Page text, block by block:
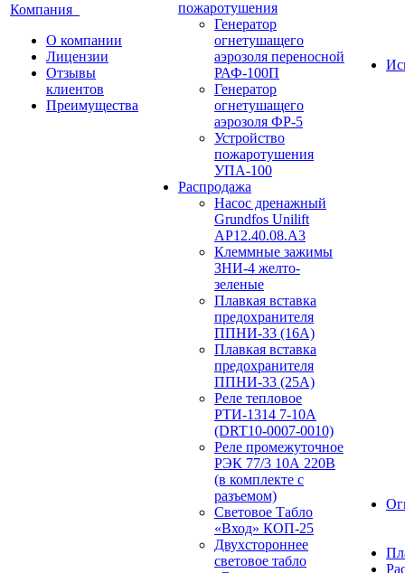
Компания
О компании
Лицензии
Отзывы
клиентов
Преимущества
пожаротушения
Генератор
огнетушащего
аэрозоля переносной
РАФ-100П
Генератор
огнетушащего
аэрозоля ФР-5
Устройство
пожаротушения
УПА-100
Распродажа
Насос дренажный
Grundfos Unilift
АP12.40.08.A3
Клеммные зажимы
ЗНИ-4 желто-
зеленые
Плавкая вставка
предохранителя
ППНИ-33 (16А)
Плавкая вставка
предохранителя
ППНИ-33 (25А)
Реле тепловое
РТИ-1314 7-10А
(DRT10-0007-0010)
Реле промежуточное
РЭК 77/3 10А 220В
(в комплекте с
разъемом)
Световое Табло
«Вход» КОП-25
Двухстороннее
световое табло